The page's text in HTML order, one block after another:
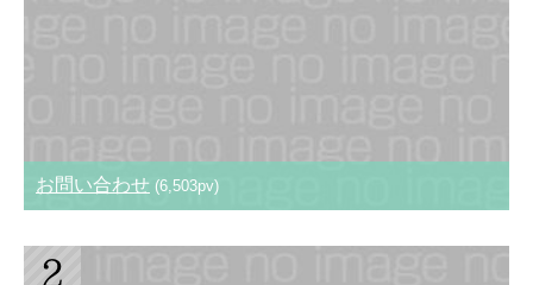
お問い合わせ (6,503pv)